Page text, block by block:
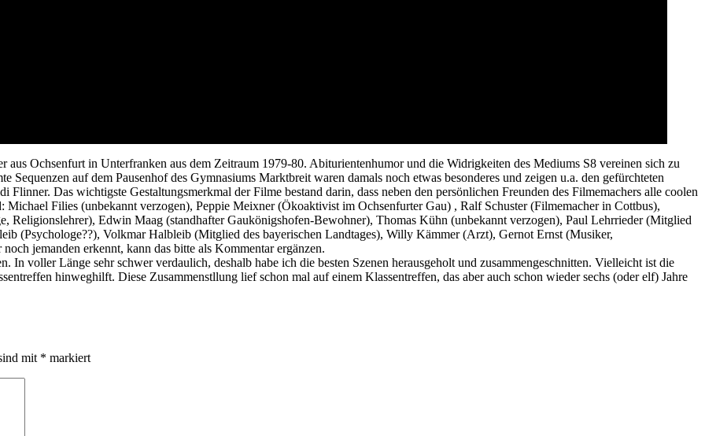
aus Ochsenfurt in Unterfranken aus dem Zeitraum 1979-80. Abiturientenhumor und die Widrigkeiten des Mediums S8 vereinen sich zu
auf dem Pausenhof des Gymnasiums Marktbreit waren damals noch etwas besonderes und zeigen u.a. den gefürchteten
Das wichtigste Gestaltungsmerkmal der Filme bestand darin, dass neben den persönlichen Freunden des Filmemachers alle coolen
Filies (unbekannt verzogen), Peppie Meixner (Ökoaktivist im Ochsenfurter Gau) , Ralf Schuster (Filmemacher in Cottbus),
Religionslehrer), Edwin Maag (standhafter Gaukönigshofen-Bewohner), Thomas Kühn (unbekannt verzogen), Paul Lehrrieder (Mitglied
(Psychologe??), Volkmar Halbleib (Mitglied des bayerischen Landtages), Willy Kämmer (Arzt), Gernot Ernst (Musiker,
jemanden erkennt, kann das bitte als Kommentar ergänzen.
voller Länge sehr schwer verdaulich, deshalb habe ich die besten Szenen herausgeholt und zusammengeschnitten. Vielleicht ist die
hinweghilft. Diese Zusammenstllung lief schon mal auf einem Klassentreffen, das aber auch schon wieder sechs (oder elf) Jahre
mit * markiert